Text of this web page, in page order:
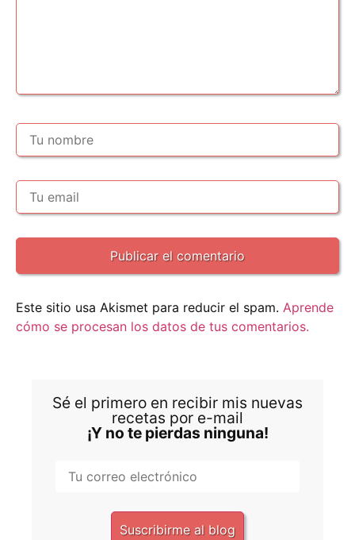
Este sitio usa Akismet para reducir el spam. Aprende
cómo se procesan los datos de tus comentarios.
Sé el primero en recibir mis nuevas
recetas por e-mail
¡Y no te pierdas ninguna!